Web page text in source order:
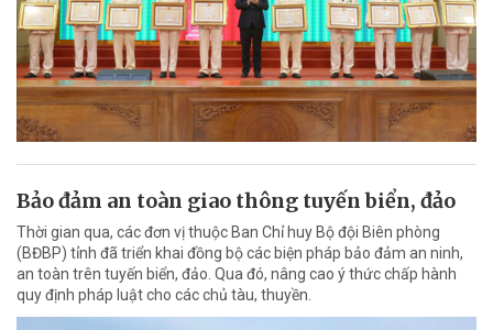
Bảo đảm an toàn giao thông tuyến biển, đảo
Thời gian qua, các đơn vị thuộc Ban Chỉ huy Bộ đội Biên phòng
(BĐBP) tỉnh đã triển khai đồng bộ các biện pháp bảo đảm an ninh,
an toàn trên tuyến biển, đảo. Qua đó, nâng cao ý thức chấp hành
quy định pháp luật cho các chủ tàu, thuyền.